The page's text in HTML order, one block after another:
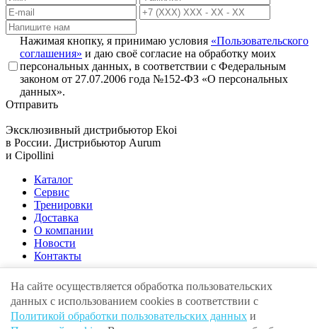
Нажимая кнопку, я принимаю условия «Пользовательского
соглашения» и даю своё согласие на обработку моих
персональных данных, в соответствии с Федеральным
законом от 27.07.2006 года №152-ФЗ «О персональных
данных».
Отправить
Эксклюзивный дистрибьютор Ekoi
в России. Дистрибьютор Aurum
и Cipollini
Каталог
Сервис
Тренировки
Доставка
О компании
Новости
Контакты
Адрес:г. Москва , ул. Крылатская, 10
E-mail:info@volgaunion.com
На сайте осуществляется обработка пользовательских
данных с использованием cookies в соответствии с
Политикой обработки пользовательских данных и